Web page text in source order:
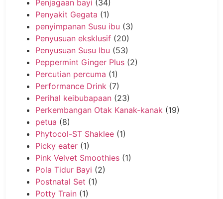
Penjagaan bayi (34)
Penyakit Gegata (1)
penyimpanan Susu ibu (3)
Penyusuan eksklusif (20)
Penyusuan Susu Ibu (53)
Peppermint Ginger Plus (2)
Percutian percuma (1)
Performance Drink (7)
Perihal keibubapaan (23)
Perkembangan Otak Kanak-kanak (19)
petua (8)
Phytocol-ST Shaklee (1)
Picky eater (1)
Pink Velvet Smoothies (1)
Pola Tidur Bayi (2)
Postnatal Set (1)
Potty Train (1)